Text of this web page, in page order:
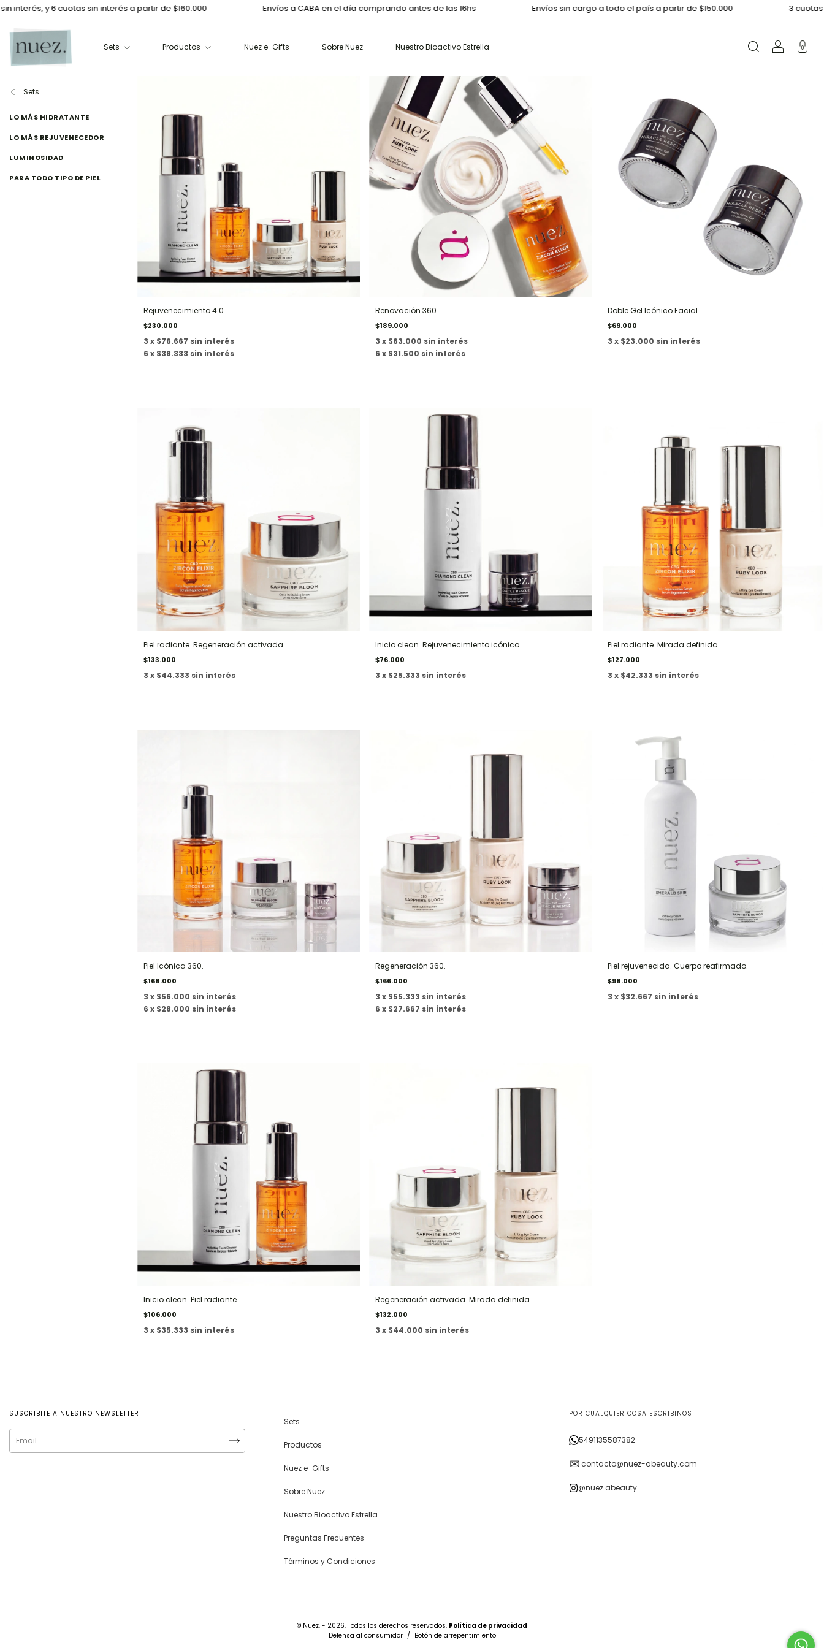
cuotas sin interés a partir de $160.000 Envíos a CABA en el día comprando antes de las 16hs Envíos sin cargo a todo el país a partir de $150.000 3 cuotas sin interés,
Sets Productos Nuez e-Gifts Sobre Nuez Nuestro Bioactivo Estrella 0
Sets
LO MÁS HIDRATANTE
LO MÁS REJUVENECEDOR
LUMINOSIDAD
PARA TODO TIPO DE PIEL
Rejuvenecimiento 4.0
$230.000
3 x $76.667 sin interés
6 x $38.333 sin interés
Renovación 360.
$189.000
3 x $63.000 sin interés
6 x $31.500 sin interés
Doble Gel Icónico Facial
$69.000
3 x $23.000 sin interés
Piel radiante. Regeneración activada.
$133.000
3 x $44.333 sin interés
Inicio clean. Rejuvenecimiento icónico.
$76.000
3 x $25.333 sin interés
Piel radiante. Mirada definida.
$127.000
3 x $42.333 sin interés
Piel Icónica 360.
$168.000
3 x $56.000 sin interés
6 x $28.000 sin interés
Regeneración 360.
$166.000
3 x $55.333 sin interés
6 x $27.667 sin interés
Piel rejuvenecida. Cuerpo reafirmado.
$98.000
3 x $32.667 sin interés
Inicio clean. Piel radiante.
$106.000
3 x $35.333 sin interés
Regeneración activada. Mirada definida.
$132.000
3 x $44.000 sin interés
SUSCRIBITE A NUESTRO NEWSLETTER
Sets
Productos
Nuez e-Gifts
Sobre Nuez
Nuestro Bioactivo Estrella
Preguntas Frecuentes
Términos y Condiciones
POR CUALQUIER COSA ESCRIBINOS
5491135587382
✉ contacto@nuez-abeauty.com
@nuez.abeauty
© Nuez. - 2026. Todos los derechos reservados. Política de privacidad
Defensa al consumidor / Botón de arrepentimiento